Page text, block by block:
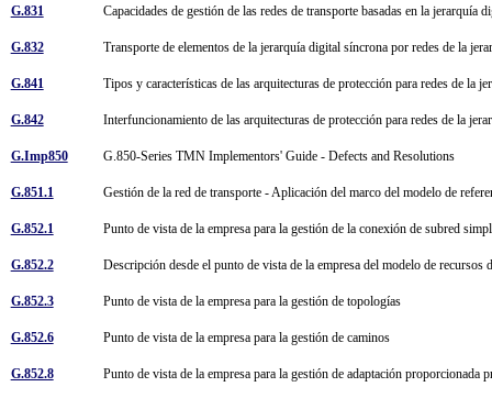
G.831 Capacidades de gestión de las redes de transporte basadas en la jerarquía
G.832 Transporte de elementos de la jerarquía digital síncrona por redes de la
G.841 Tipos y características de las arquitecturas de protección para redes de la
G.842 Interfuncionamiento de las arquitecturas de protección para redes de la
G.Imp850 G.850-Series TMN Implementors' Guide - Defects and Resolutions
G.851.1 Gestión de la red de transporte - Aplicación del marco del modelo de
G.852.1 Punto de vista de la empresa para la gestión de la conexión de subred
G.852.2 Descripción desde el punto de vista de la empresa del modelo de recursos
G.852.3 Punto de vista de la empresa para la gestión de topologías
G.852.6 Punto de vista de la empresa para la gestión de caminos
G.852.8 Punto de vista de la empresa para la gestión de adaptación proporcionada